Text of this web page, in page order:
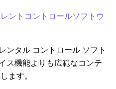
ントコントロールソフトウ
ンタル コントロール ソフト
ス機能よりも広範なコンテ
ます。